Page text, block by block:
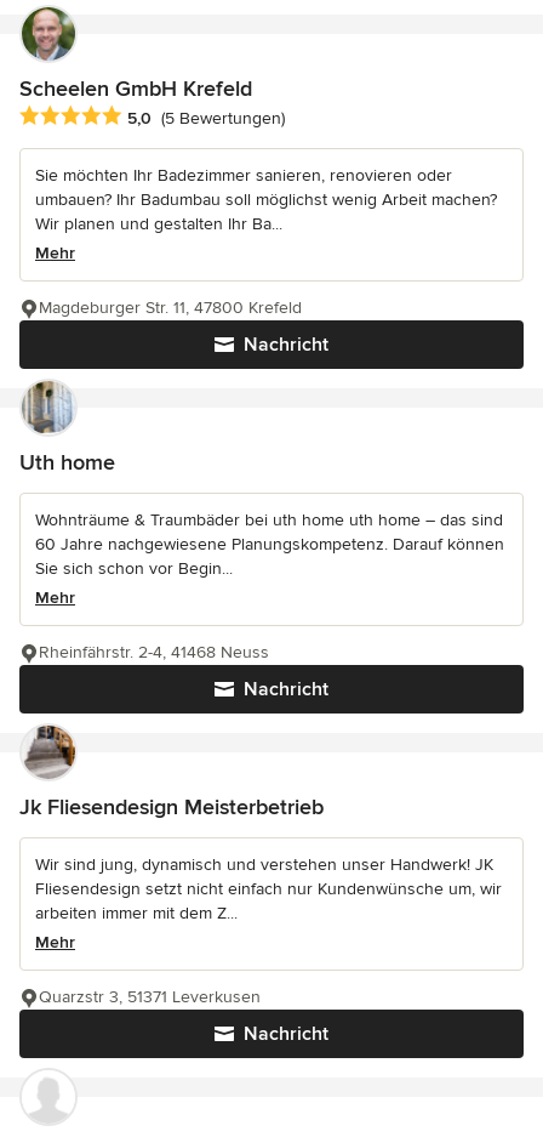
Scheelen GmbH Krefeld
Durchschnittliche Bewertung: 5 von 5 Sternen
5,0 (5 Bewertungen)
Sie möchten Ihr Badezimmer sanieren, renovieren oder
umbauen? Ihr Badumbau soll möglichst wenig Arbeit machen?
Wir planen und gestalten Ihr Ba...
Mehr
Nachricht
Magdeburger Str. 11, 47800 Krefeld
Uth home
Wohnträume & Traumbäder bei uth home uth home – das sind
60 Jahre nachgewiesene Planungskompetenz. Darauf können
Sie sich schon vor Begin...
Mehr
Nachricht
Rheinfährstr. 2-4, 41468 Neuss
Jk Fliesendesign Meisterbetrieb
Wir sind jung, dynamisch und verstehen unser Handwerk! JK
Fliesendesign setzt nicht einfach nur Kundenwünsche um, wir
arbeiten immer mit dem Z...
Mehr
Nachricht
Quarzstr 3, 51371 Leverkusen